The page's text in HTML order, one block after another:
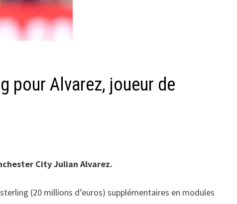
pour Alvarez, joueur de
City Julian Alvarez.
(20 millions d’euros) supplémentaires en modules